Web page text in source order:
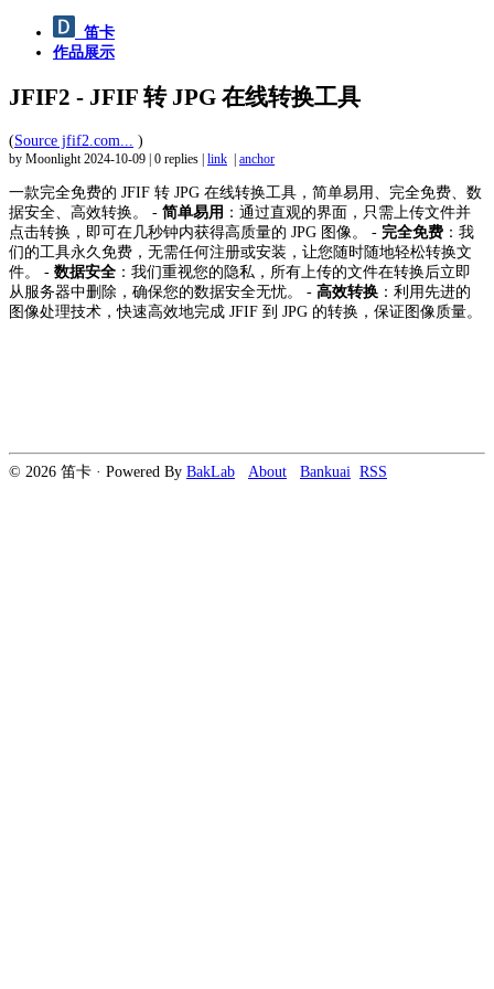
笛卡
作品展示
JFIF2 - JFIF 转 JPG 在线转换工具
(Source jfif2.com... )
by Moonlight2024-10-09 0 replies link anchor
一款完全免费的 JFIF 转 JPG 在线转换工具，简单易用、完全免费、数
据安全、高效转换。 - 简单易用 ：通过直观的界面，只需上传文件并
点击转换，即可在几秒钟内获得高质量的 JPG 图像。 - 完全免费 ：我
们的工具永久免费，无需任何注册或安装，让您随时随地轻松转换文
件。 - 数据安全 ：我们重视您的隐私，所有上传的文件在转换后立即
从服务器中删除，确保您的数据安全无忧。 - 高效转换 ：利用先进的
图像处理技术，快速高效地完成 JFIF 到 JPG 的转换，保证图像质量。
© 2026 笛卡 · Powered By BakLab About Bankuai RSS